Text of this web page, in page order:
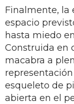
Finalmente, la
espacio
hasta miedo
Construida en
macabra a
esqueleto de
abierta en el